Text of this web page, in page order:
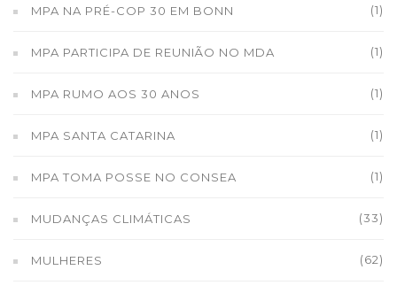
MPA NA PRÉ-COP 30 EM BONN (1)
MPA PARTICIPA DE REUNIÃO NO MDA (1)
MPA RUMO AOS 30 ANOS (1)
MPA SANTA CATARINA (1)
MPA TOMA POSSE NO CONSEA (1)
MUDANÇAS CLIMÁTICAS (33)
MULHERES (62)